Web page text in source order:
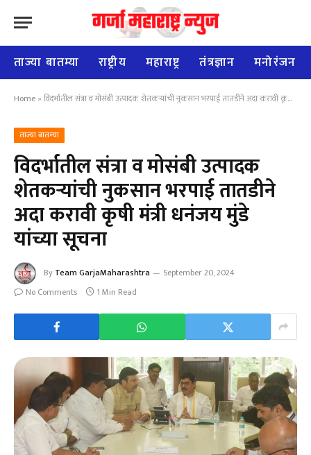
ताज्या बातम्या राष्ट्रीय महाराष्ट्र तंत्रज्ञान मनोरंजन
Home » विदर्भातील संत्रा व मोसंबी उत्पादक शेतकऱ्यांची नुकसान भरपाई तातडीने अदा करावी कृषी मंत्री धनंजय मुंडे यांच्या सूचना
ताज्या बातम्या
विदर्भातील संत्रा व मोसंबी उत्पादक
शेतकऱ्यांची नुकसान भरपाई तातडीने
अदा करावी कृषी मंत्री धनंजय मुंडे
यांच्या सूचना
By Team GarjaMaharashtra
September 20, 2024
No Comments
1 Min Read